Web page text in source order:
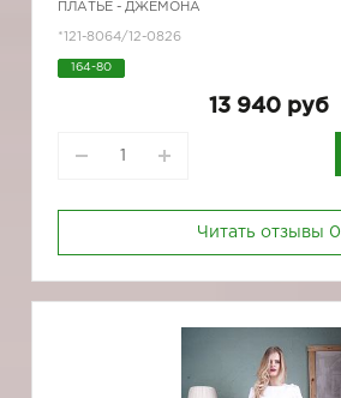
ПЛАТЬЕ - ДЖЕМОНА
*121-8064/12-0826
164-80
13 940 руб
Читать отзывы 0